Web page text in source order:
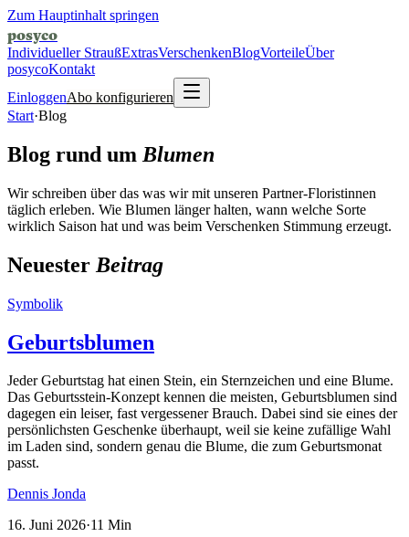
Zum Hauptinhalt springen
posyco
Individueller StraußExtrasVerschenkenBlogVorteileÜber
posycoKontakt
EinloggenAbo konfigurieren
Start·Blog
Blog rund um Blumen
Wir schreiben über das was wir mit unseren Partner-Floristinnen
täglich erleben. Wie Blumen länger halten, wann welche Sorte
wirklich Saison hat und was beim Verschenken Stimmung erzeugt.
Neuester Beitrag
Symbolik
Geburtsblumen
Jeder Geburtstag hat einen Stein, ein Sternzeichen und eine Blume.
Das Geburtsstein-Konzept kennen die meisten, Geburtsblumen sind
dagegen ein leiser, fast vergessener Brauch. Dabei sind sie eines der
persönlichsten Geschenke überhaupt, weil sie keine zufällige Wahl
im Laden sind, sondern genau die Blume, die zum Geburtsmonat
passt.
Dennis Jonda
16. Juni 2026·11 Min